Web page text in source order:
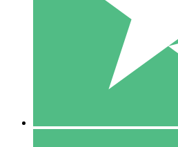
1 Download
10
US$1500